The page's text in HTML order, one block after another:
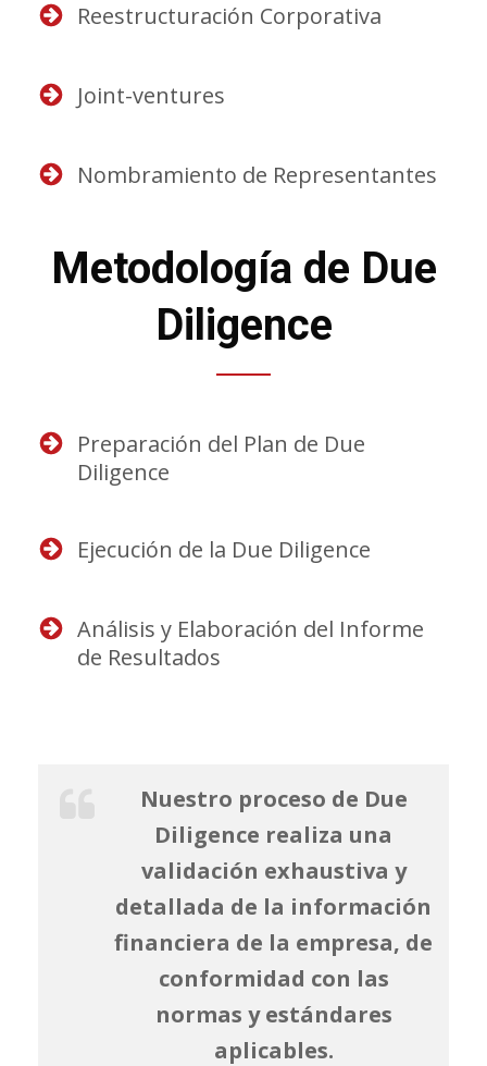
Reestructuración Corporativa
Joint-ventures
Nombramiento de Representantes
Metodología de Due
Diligence
Preparación del Plan de Due
Diligence
Ejecución de la Due Diligence
Análisis y Elaboración del Informe
de Resultados
Nuestro proceso de Due
Diligence realiza una
validación exhaustiva y
detallada de la información
financiera de la empresa, de
conformidad con las
normas y estándares
aplicables.